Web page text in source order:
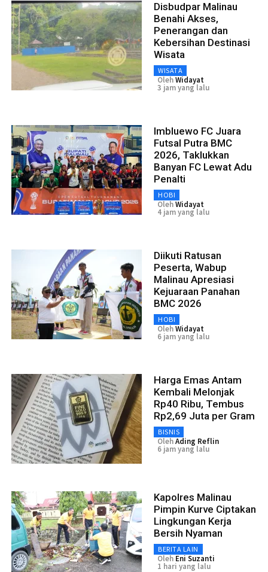
Disbudpar Malinau
Benahi Akses,
Penerangan dan
Kebersihan Destinasi
Wisata
WISATA
OlehWidayat
3 jam yang lalu
Imbluewo FC Juara
Futsal Putra BMC
2026, Taklukkan
Banyan FC Lewat Adu
Penalti
HOBI
OlehWidayat
4 jam yang lalu
Diikuti Ratusan
Peserta, Wabup
Malinau Apresiasi
Kejuaraan Panahan
BMC 2026
HOBI
OlehWidayat
6 jam yang lalu
Harga Emas Antam
Kembali Melonjak
Rp40 Ribu, Tembus
Rp2,69 Juta per Gram
BISNIS
OlehAding Reflin
6 jam yang lalu
Kapolres Malinau
Pimpin Kurve Ciptakan
Lingkungan Kerja
Bersih Nyaman
BERITA LAIN
Oleh Eni Suzanti
1 hari yang lalu